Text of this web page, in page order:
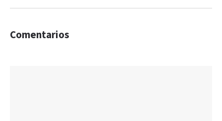
Comentarios